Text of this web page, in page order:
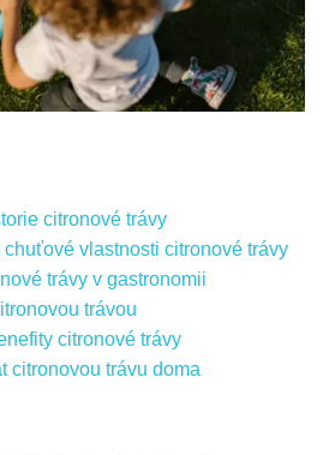
citronové trávy
vlastnosti citronové trávy
trávy v gastronomii
trávou
citronové trávy
citronovou trávu doma